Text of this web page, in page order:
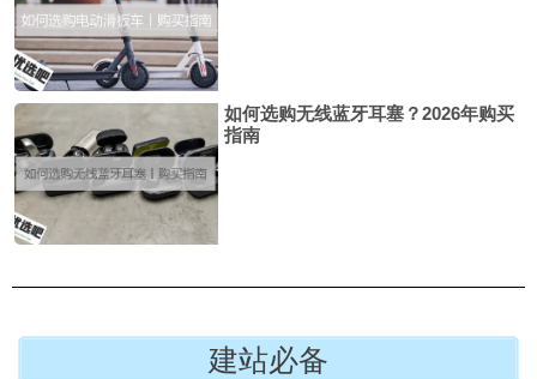
如何选购无线蓝牙耳塞？2026年购买
指南
建站必备